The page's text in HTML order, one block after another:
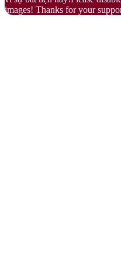
images! Thanks for your